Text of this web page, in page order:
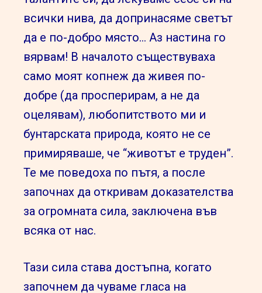
всички нива, да допринасяме светът
да е по-добро място… Аз настина го
вярвам! В началото съществуваха
само моят копнеж да живея по-
добре (да просперирам, а не да
оцелявам), любопитството ми и
бунтарската природа, която не се
примиряваше, че “животът е труден”.
Те ме поведоха по пътя, а после
започнах да откривам доказателства
за огромната сила, заключена във
всяка от нас.
Тази сила става достъпна, когато
започнем да чуваме гласа на